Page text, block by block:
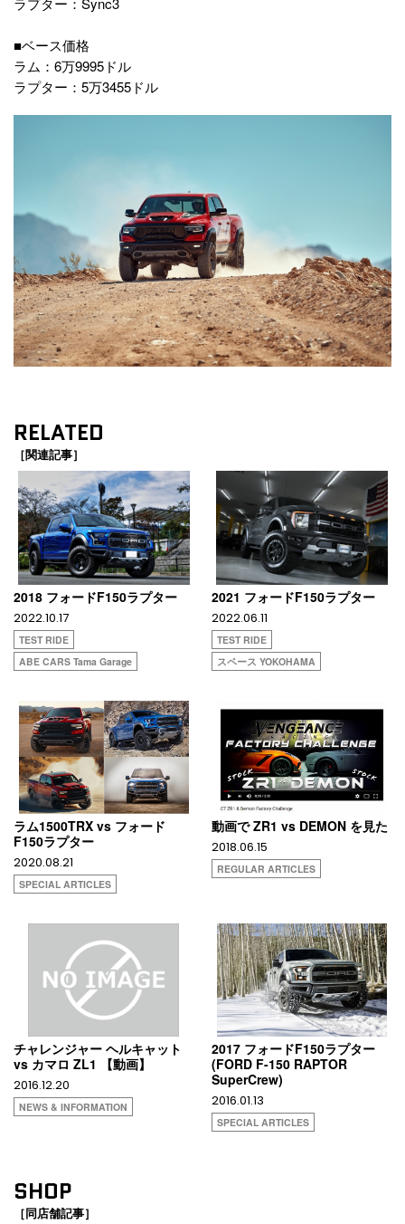
■ベース価格
ラム：6万9995ドル
ラプター：5万3455ドル
RELATED
［関連記事］
2018 フォードF150ラプター
2022.10.17
TEST RIDE
ABE CARS Tama Garage
2021 フォードF150ラプター
2022.06.11
TEST RIDE
スペース YOKOHAMA
ラム1500TRX vs フォード
F150ラプター
2020.08.21
SPECIAL ARTICLES
動画で ZR1 vs DEMON を見た
2018.06.15
REGULAR ARTICLES
チャレンジャー ヘルキャット
vs カマロ ZL1 【動画】
2016.12.20
NEWS & INFORMATION
2017 フォードF150ラプター
(FORD F-150 RAPTOR
SuperCrew)
2016.01.13
SPECIAL ARTICLES
SHOP
［同店舗記事］